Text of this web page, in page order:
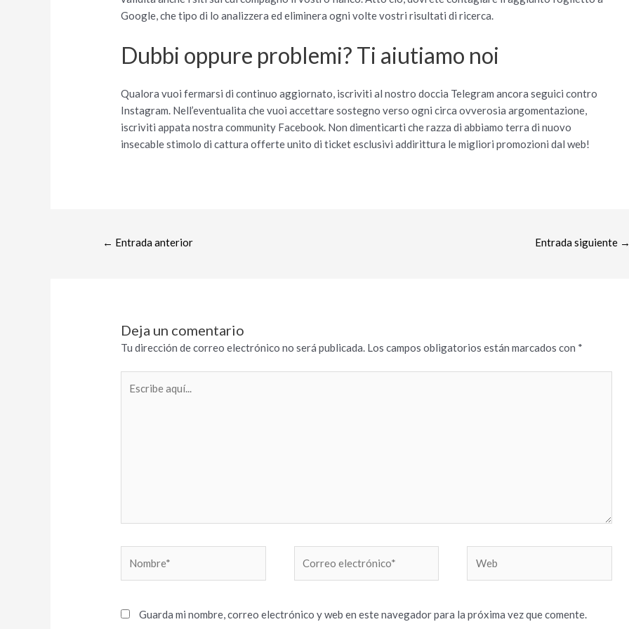
Google, che tipo di lo analizzera ed eliminera ogni volte vostri risultati di ricerca.
Dubbi oppure problemi? Ti aiutiamo noi
Qualora vuoi fermarsi di continuo aggiornato, iscriviti al nostro doccia Telegram ancora seguici contro
Instagram. Nell’eventualita che vuoi accettare sostegno verso ogni circa ovverosia argomentazione,
iscriviti appata nostra community Facebook. Non dimenticarti che razza di abbiamo terra di nuovo
insecable stimolo di cattura offerte unito di ticket esclusivi addirittura le migliori promozioni dal web!
← Entrada anterior Entrada siguiente
Deja un comentario
Tu dirección de correo electrónico no será publicada. Los campos obligatorios están marcados con *
aquí...
electrónico*
Guarda mi nombre, correo electrónico y web en este navegador para la próxima vez que comente.